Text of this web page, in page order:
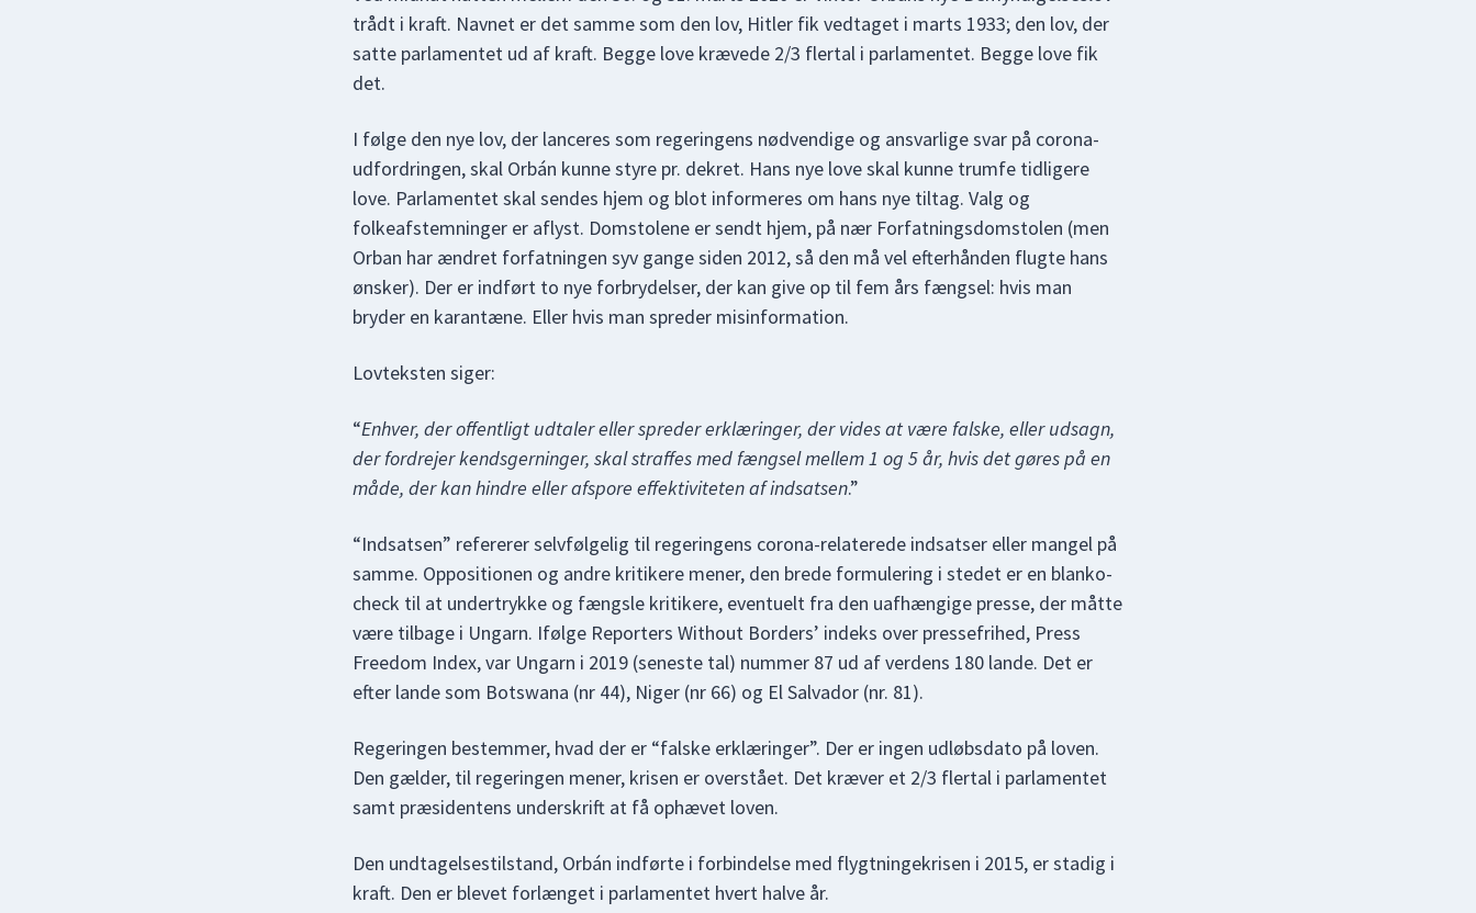
trådt i kraft. Navnet er det samme som den lov, Hitler fik vedtaget i marts 1933; den lov, der
satte parlamentet ud af kraft. Begge love krævede 2/3 flertal i parlamentet. Begge love fik
det.
I følge den nye lov, der lanceres som regeringens nødvendige og ansvarlige svar på corona-
udfordringen, skal Orbán kunne styre pr. dekret. Hans nye love skal kunne trumfe tidligere
love. Parlamentet skal sendes hjem og blot informeres om hans nye tiltag. Valg og
folkeafstemninger er aflyst. Domstolene er sendt hjem, på nær Forfatningsdomstolen (men
Orban har ændret forfatningen syv gange siden 2012, så den må vel efterhånden flugte hans
ønsker). Der er indført to nye forbrydelser, der kan give op til fem års fængsel: hvis man
bryder en karantæne. Eller hvis man spreder misinformation.
Lovteksten siger:
“Enhver, der offentligt udtaler eller spreder erklæringer, der vides at være falske, eller udsagn,
der fordrejer kendsgerninger, skal straffes med fængsel mellem 1 og 5 år, hvis det gøres på en
måde, der kan hindre eller afspore effektiviteten af indsatsen.”
“Indsatsen” refererer selvfølgelig til regeringens corona-relaterede indsatser eller mangel på
samme. Oppositionen og andre kritikere mener, den brede formulering i stedet er en blanko-
check til at undertrykke og fængsle kritikere, eventuelt fra den uafhængige presse, der måtte
være tilbage i Ungarn. Ifølge Reporters Without Borders’ indeks over pressefrihed, Press
Freedom Index, var Ungarn i 2019 (seneste tal) nummer 87 ud af verdens 180 lande. Det er
efter lande som Botswana (nr 44), Niger (nr 66) og El Salvador (nr. 81).
Regeringen bestemmer, hvad der er “falske erklæringer”. Der er ingen udløbsdato på loven.
Den gælder, til regeringen mener, krisen er overstået. Det kræver et 2/3 flertal i parlamentet
samt præsidentens underskrift at få ophævet loven.
Den undtagelsestilstand, Orbán indførte i forbindelse med flygtningekrisen i 2015, er stadig i
kraft. Den er blevet forlænget i parlamentet hvert halve år.